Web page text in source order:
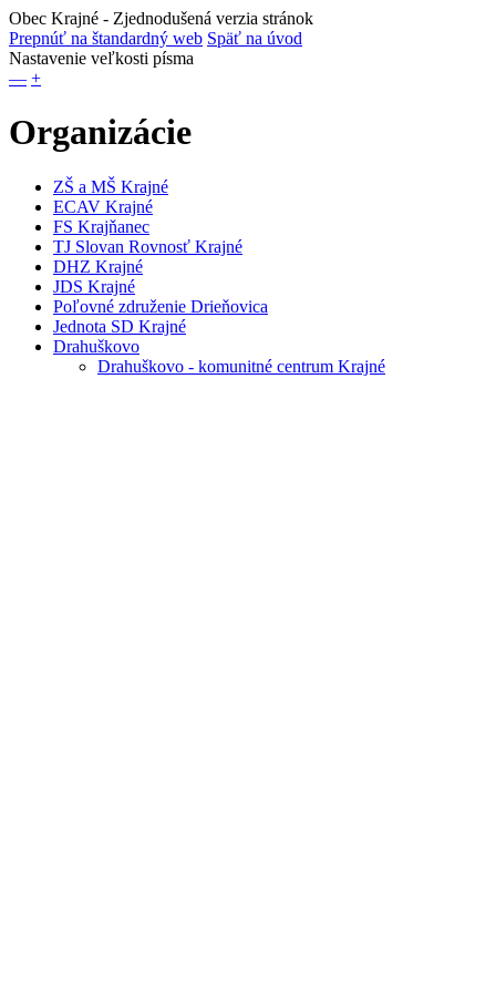
Obec Krajné - Zjednodušená verzia stránok
Prepnúť na štandardný web Späť na úvod
Nastavenie veľkosti písma
— +
Organizácie
ZŠ a MŠ Krajné
ECAV Krajné
FS Krajňanec
TJ Slovan Rovnosť Krajné
DHZ Krajné
JDS Krajné
Poľovné združenie Drieňovica
Jednota SD Krajné
Drahuškovo
Drahuškovo - komunitné centrum Krajné